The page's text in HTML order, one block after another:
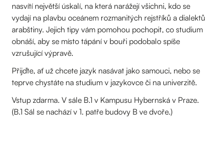
nasvítí největší úskalí, na která narážejí všichni, kdo se
vydají na plavbu oceánem rozmanitých rejstříků a dialektů
arabštiny. Jejich tipy vám pomohou pochopit, co studium
obnáší, aby se místo tápání v bouři podobalo spíše
vzrušující výpravě.
Přijďte, ať už chcete jazyk nasávat jako samouci, nebo se
teprve chystáte na studium v jazykovce či na univerzitě.
Vstup zdarma. V sále B.1 v Kampusu Hybernská v Praze.
(B.1 Sál se nachází v 1. patře budovy B ve dvoře.)